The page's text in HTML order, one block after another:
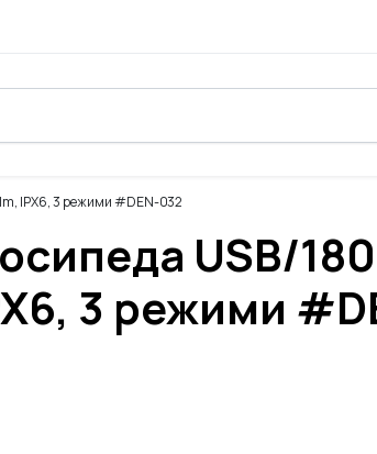
IPX6, 3 режими #DEN-032
USB/
3 режими